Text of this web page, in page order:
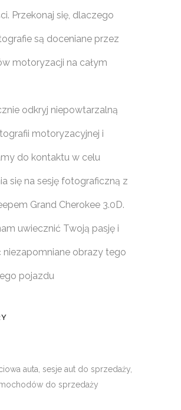
Przekonaj się, dlaczego
są doceniane przez
motoryzacji na całym
odkryj niepowtarzalną
motoryzacyjnej i
do kontaktu w celu
się na sesję fotograficzną z
Grand Cherokee 3.0D.
uwiecznić Twoją pasję i
obrazy tego
pojazdu
auta, sesje aut do sprzedaży,
do sprzedaży